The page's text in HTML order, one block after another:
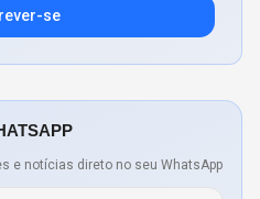
se
e notícias direto no seu WhatsApp